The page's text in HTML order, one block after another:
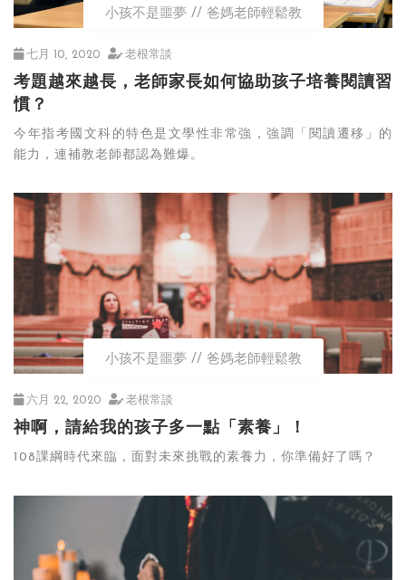
小孩不是噩夢 爸媽老師輕鬆教
七月 10, 2020 老根常談
考題越來越長，老師家長如何協助孩子培養閱讀習
慣？
今年指考國文科的特色是文學性非常強，強調「閱讀遷移」的
能力，連補教老師都認為難爆。
小孩不是噩夢 爸媽老師輕鬆教
六月 22, 2020 老根常談
神啊，請給我的孩子多一點「素養」！
108課綱時代來臨，面對未來挑戰的素養力，你準備好了嗎？